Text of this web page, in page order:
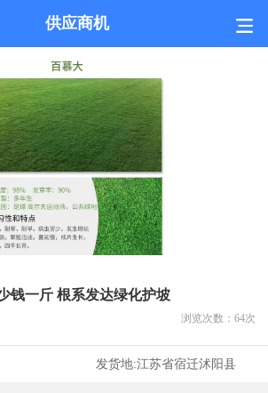
供应商机
钱一斤 根系发达绿化护坡
浏览次数： 64次
发货地:江苏省宿迁沭阳县